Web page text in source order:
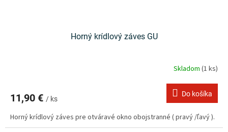
Horný krídlový záves GU
Skladom (1 ks)
11,90 € / ks
Do košíka
Horný krídlový záves pre otváravé okno obojstranné ( pravý /ľavý ).